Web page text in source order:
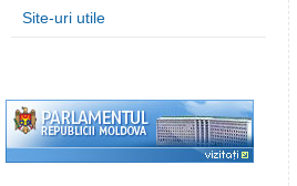
Site-uri utile